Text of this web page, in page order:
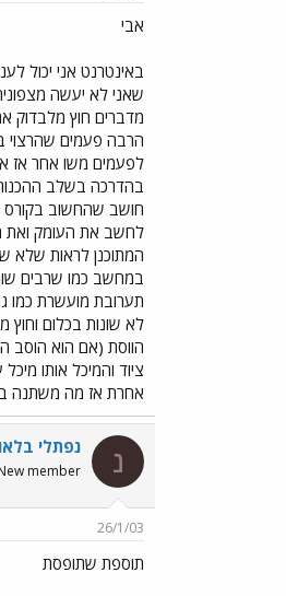
אבי
באינטרנט אני יכול
שאני לא יעשה
מדברים חוץ מלבדוק
הרבה פעמים שהרצוי
לפעמים משו אחר אז
בהדרכה בשלב
חושב שהחשוב בקורס
לחשב את העומק ואת
המתוכנן לראות שלא
במחשב כמו שרבים
תערובת מועשרת כמו
לא שונות בכלום
הווסת (אם הוא הוסב
ציוד והמיכל אותו
אחרת אז מה משתנה
נ נפתלי בלאו
member
26/1/03
תוספת שתופסת